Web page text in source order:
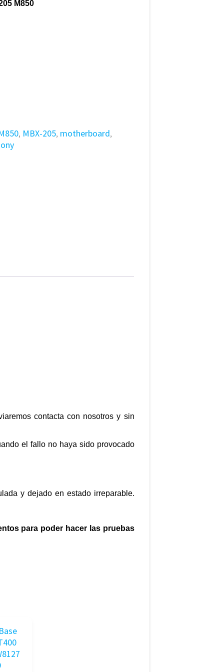
M850
, MBX-205, motherboard,
contacta con nosotros y sin
el fallo no haya sido provocado
y dejado en estado irreparable.
para poder hacer las pruebas